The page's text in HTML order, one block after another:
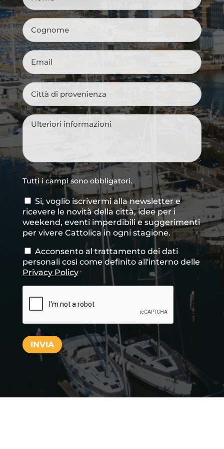
Cognome
Email *
Città
di
provenienza*
Messaggio*
Tutti i campi sono obbligatori.
Consenso
newsletter
Si, voglio iscrivermi alla newsletter e
ricevere le novità della città, idee per i
weekend, eventi imperdibili e suggerimenti
per vivere Cattolica in ogni stagione.
Consenso*
Acconsento al trattamento dei dati
personali così come definito all'interno delle
Privacy Policy*
INVIA